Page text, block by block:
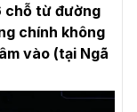
chỗ từ đường
chính không
vào (tại Ngã